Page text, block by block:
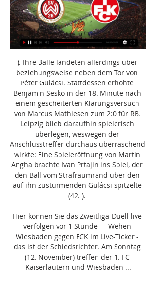
). Ihre Bälle landeten allerdings über
beziehungsweise neben dem Tor von
Péter Gulácsi. Stattdessen erhöhte
Benjamin Sesko in der 18. Minute nach
einem gescheiterten Klärungsversuch
von Marcus Mathiesen zum 2:0 für RB.
Leipzig blieb daraufhin spielerisch
überlegen, weswegen der
Anschlusstreffer durchaus überraschend
wirkte: Eine Spieleröffnung von Martin
Angha brachte Ivan Prtajin ins Spiel, der
den Ball vom Strafraumrand über den
auf ihn zustürmenden Gulácsi spitzelte
(42. ).
Hier können Sie das Zweitliga-Duell live
verfolgen vor 1 Stunde — Wehen
Wiesbaden gegen FCK im Live-Ticker -
das ist der Schiedsrichter. Am Sonntag
(12. November) treffen der 1. FC
Kaiserlautern und Wiesbaden ...